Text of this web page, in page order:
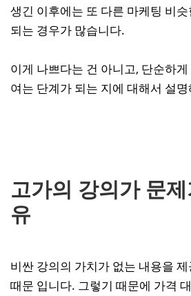
생긴 이후에는 또 다른 마케팅 비
되는 경우가 많습니다.
이게 나쁘다는 건 아니고, 단순하
여는 단계가 되는 지에 대해서 설
고가의 강의가 문제
유
비싼 강의의 가치가 없는 내용을
때문 입니다. 그렇기 때문에 가격